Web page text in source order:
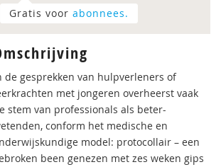
Gratis voor abonnees.
de gesprekken van hulpverleners of
met jongeren overheerst vaak
stem van professionals als beter-
conform het medische en
model: protocollair – een
been genezen met zes weken gips